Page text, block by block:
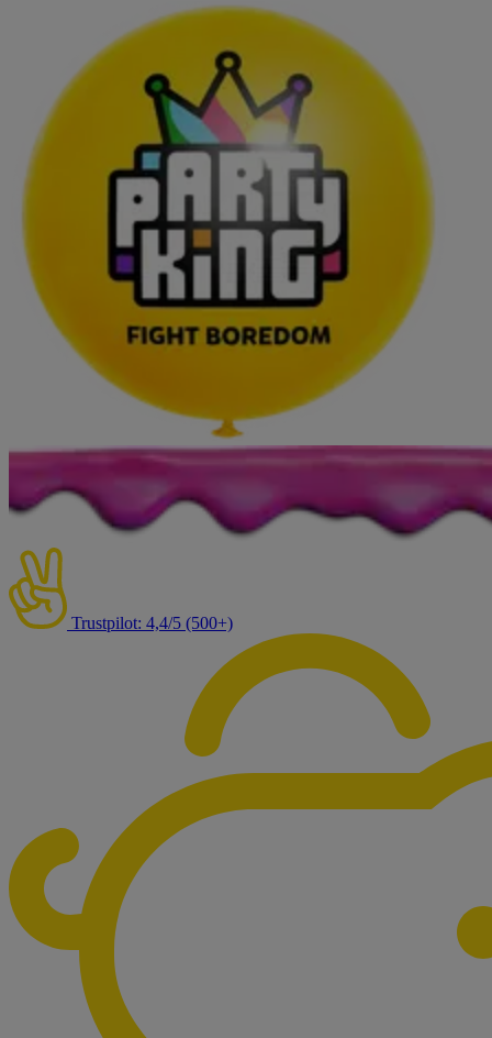
Trustpilot: 4,4/5 (500+)